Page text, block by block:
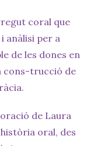
coral que
anàlisi per a
de les dones en
cons-trucció de
de Laura
oral, des